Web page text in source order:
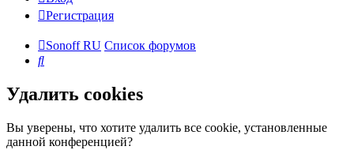
Регистрация
Sonoff RU Список форумов
Поиск
Удалить cookies
Вы уверены, что хотите удалить все cookie, установленные
данной конференцией?